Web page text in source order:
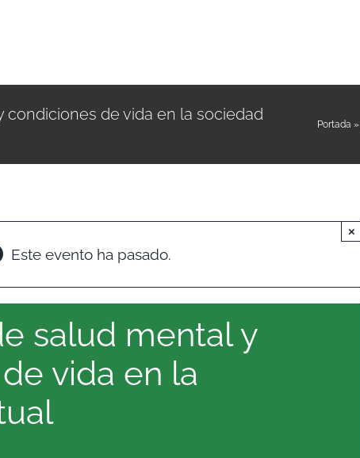
condiciones de vida en la sociedad
Portada »
Este evento ha pasado.
×
salud mental y
vida en la